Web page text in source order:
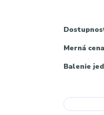
Merná cena
Balenie